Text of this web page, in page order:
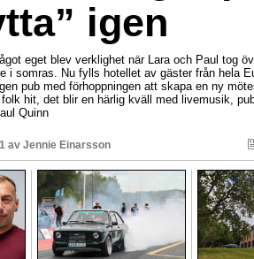
igen
eget blev verklighet när Lara och Paul tog
i somras. Nu fylls hotellet av gäster från hela
pub med förhoppningen att skapa en ny
hit, det blir en härlig kväll med livemusik,
Quinn
av Jennie Einarsson